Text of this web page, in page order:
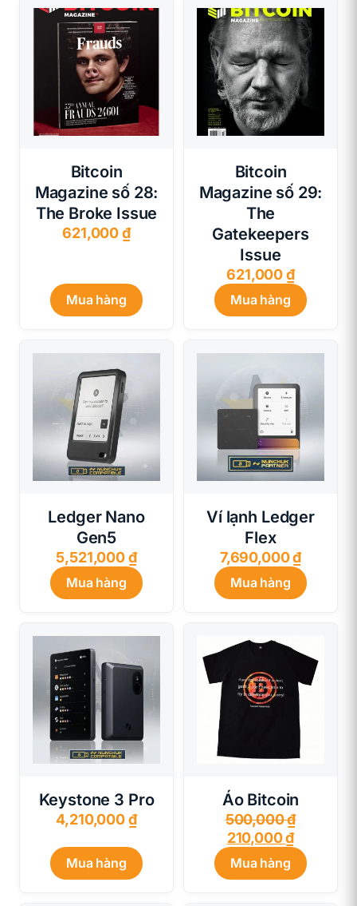
Bitcoin
Magazine số 28:
The Broke Issue
621,000₫
Mua hàng
Bitcoin
Magazine số 29:
The
Gatekeepers
Issue
621,000₫
Mua hàng
Ledger Nano
Gen5
5,521,000₫
Mua hàng
Ví lạnh Ledger
Flex
7,690,000₫
Mua hàng
Keystone 3 Pro
4,210,000₫
Mua hàng
Áo Bitcoin
500,000₫Giá
là:
500,000
210,000₫Giá
hiện
tại
Mua hàng